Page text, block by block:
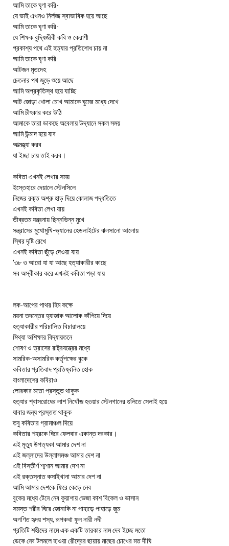
আমি তাকে ঘৃণা করি-
যে ভাই এখনও নির্লজ্জ স্বাভাবিক হয়ে আছে
আমি তাকে ঘৃণা করি-
যে শিক্ষক বুদ্ধিজীবী কবি ও কেরাণী
প্রকাশ্য পথে এই হত্যার প্রতিশোধ চায় না
আমি তাকে ঘৃণা করি-
আটজন মৃতদেহ
চেতনার পথ জুড়ে শুয়ে আছে
আমি অপ্রকৃতিস্থ হয়ে যাচ্ছি
আট জোড়া খোলা চোখ আমাকে ঘুমের মধ্যে দেখে
আমি চীৎকার করে উঠি
আমাকে তারা ডাকছে অবেলায় উদ্যানে সকল সময়
আমি উন্মাদ হয়ে যাব
আত্মহ্ত্যা করব
যা ইচ্ছা চায় তাই করব।
কবিতা এখনই লেখার সময়
ইস্তেহারে দেয়ালে স্টেনসিলে
নিজের রক্ত অশ্রু হাড় দিয়ে কোলাজ পদ্ধতিতে
এখনই কবিতা লেখা যায়
তীব্রতম যন্ত্রনায় ছিন্নভিন্ন মুখে
সন্ত্রাসের মুখোমুখি-ভ্যানের হেডলাইটের ঝলসানো আলোয়
স্থির দৃষ্টি রেখে
এখনই কবিতা ছুঁড়ে দেওয়া যায়
’৩৮ ও আরো যা যা আছে হত্যাকারীর কাছে
সব অস্বীকার করে এখনই কবিতা পড়া যায়
লক-আপের পাথর হিম কক্ষে
ময়না তদন্তের হ্যাজাক আলোক কাঁপিয়ে দিয়ে
হত্যাকারীর পরিচালিত বিচারালয়ে
মিথ্যা অশিক্ষার বিদ্যায়তনে
শোষণ ও ত্রাসের রাষ্ট্রযন্ত্রের মধ্যে
সামরিক-অসামরিক কর্তৃপক্ষের বুকে
কবিতার প্রতিবাদ প্রতিধ্বনিত হোক
বাংলাদেশের কবিরাও
লোরকার মতো প্রস্তুত থাকুক
হত্যার শ্বাসরোধের লাশ নিখোঁজ হওয়ার স্টেনগানের গুলিতে সেলাই হয়ে
যাবার জন্য প্রস্তত থাকুক
তবু কবিতার গ্রামাঞ্চল দিয়ে
কবিতার শহরকে ঘিরে ফেলবার একান্ত দরকার।
এই মৃত্যু উপত্যকা আমার দেশ না
এই জল্লাদের উল্লাসমঞ্চ আমার দেশ না
এই বিস্তীর্ণ শ্মশান আমার দেশ না
এই রক্তস্নাত কসাইখানা আমার দেশ না
আমি আমার দেশকে ফিরে কেড়ে নেব
বুকের মধ্যে টেনে নেব কুয়াশায় ভেজা কাশ বিকেল ও ভাসান
সমস্ত শরীর ঘিরে জোনাকি না পাহাড়ে পাহাড়ে জুম
অগণিত হৃদয় শস্য, রূপকথা ফুল নারী নদী
প্রতিটি শহীদের নামে এক একটি তারকার নাম দেব ইচ্ছে মতো
ডেকে নেব টলমলে হাওয়া রৌদ্রের ছায়ায় মাছের চোখের মত দীঘি